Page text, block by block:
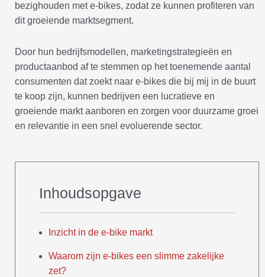
bezighouden met e-bikes, zodat ze kunnen profiteren van
dit groeiende marktsegment.
Door hun bedrijfsmodellen, marketingstrategieën en
productaanbod af te stemmen op het toenemende aantal
consumenten dat zoekt naar e-bikes die bij mij in de buurt
te koop zijn, kunnen bedrijven een lucratieve en
groeiende markt aanboren en zorgen voor duurzame groei
en relevantie in een snel evoluerende sector.
Inhoudsopgave
Inzicht in de e-bike markt
Waarom zijn e-bikes een slimme zakelijke
zet?